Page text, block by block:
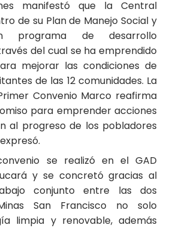
manifestó que la Central
de su Plan de Manejo Social y
programa de desarrollo
del cual se ha emprendido
mejorar las condiciones de
de las 12 comunidades. La
Convenio Marco reafirma
para emprender acciones
al progreso de los pobladores
se realizó en el GAD
y se concretó gracias al
conjunto entre las dos
San Francisco no solo
limpia y renovable, además